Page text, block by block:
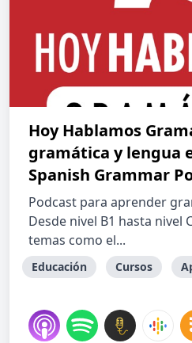
Hoy Hablamos
gramática y lengua
Spanish Grammar
Podcast para aprender
Desde nivel B1 hasta nivel
temas como el...
Educación Cursos